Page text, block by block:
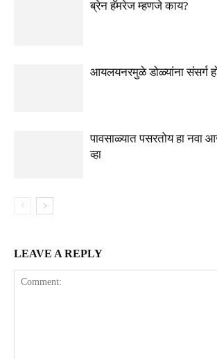
ब्रेन हॅमरेज म्हणजे काय?
आयलयनरमुळे डोळ्यांना संसर्ग
पावसाळ्यात पसरतोय हा
व्हा
LEAVE A REPLY